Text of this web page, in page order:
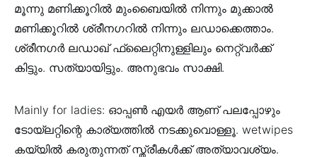
മൂന്നു മണിക്കൂറിൽ മുംബൈയിൽ നിന്നും മുക്കാൽ
മണിക്കൂറിൽ ശ്രീനഗറിൽ നിന്നും ലഡാക്കെത്താം.
ശ്രീനഗർ ലഡാഖ് ഫ്ലൈറ്റിനുള്ളിലും നെറ്റ്വർക്ക്
കിട്ടും. സത്യായിട്ടും. അനുഭവം സാക്ഷി.
Mainly for ladies: ഓപ്പൺ എയർ ആണ് പലപ്പോഴും
ടോയ്‌ലറ്റിന്റെ കാര്യത്തിൽ നടക്കുവൊള്ളൂ. wetwipes
കയ്യിൽ കരുതുന്നത് സ്ത്രീകൾക്ക് അത്യാവശ്യം.